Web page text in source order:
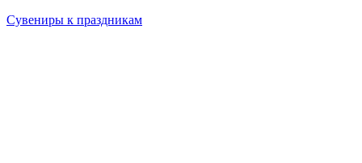
Сувениры к праздникам